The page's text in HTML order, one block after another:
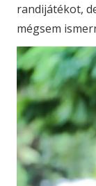
randijátékot,
mégsem